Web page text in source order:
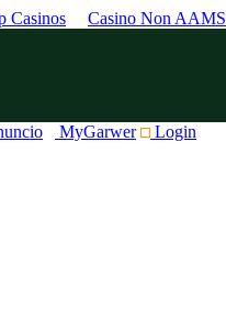
Casinos Casino Non AAMS
MyGarwer Login